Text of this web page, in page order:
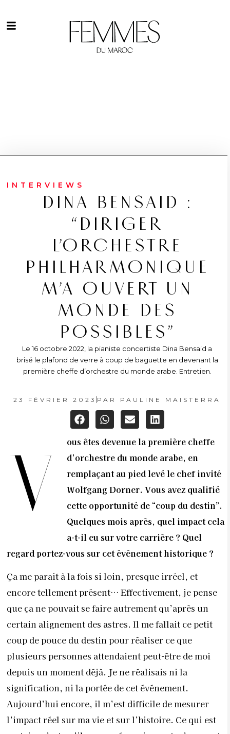
INTERVIEWS
DINA BENSAID :
“DIRIGER
L’ORCHESTRE
PHILHARMONIQUE
M’A OUVERT UN
MONDE DES
POSSIBLES”
Le 16 octobre 2022, la pianiste concertiste Dina Bensaid a
brisé le plafond de verre à coup de baguette en devenant la
première cheffe d’orchestre du monde arabe. Entretien.
23 FÉVRIER 2023 PAR PAULINE MAISTERRA
V
ous êtes devenue la première cheffe
d’orchestre du monde arabe, en
remplaçant au pied levé le chef invité
Wolfgang Dorner. Vous avez qualifié
cette opportunité de “coup du destin”.
Quelques mois après, quel impact cela
a-t-il eu sur votre carrière ? Quel
regard portez-vous sur cet événement historique ?
Ça me parait à la fois si loin, presque irréel, et
encore tellement présent… Effectivement, je pense
que ça ne pouvait se faire autrement qu’après un
certain alignement des astres. Il me fallait ce petit
coup de pouce du destin pour réaliser ce que
plusieurs personnes attendaient peut-être de moi
depuis un moment déjà. Je ne réalisais ni la
signification, ni la portée de cet événement.
Aujourd’hui encore, il m’est difficile de mesurer
l’impact réel sur ma vie et sur l’histoire. Ce qui est